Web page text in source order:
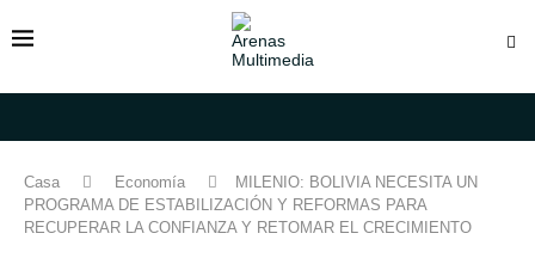
Casa Economía
MILENIO: BOLIVIA NECESITA UN
PROGRAMA DE ESTABILIZACIÓN Y REFORMAS PARA
RECUPERAR LA CONFIANZA Y RETOMAR EL CRECIMIENTO